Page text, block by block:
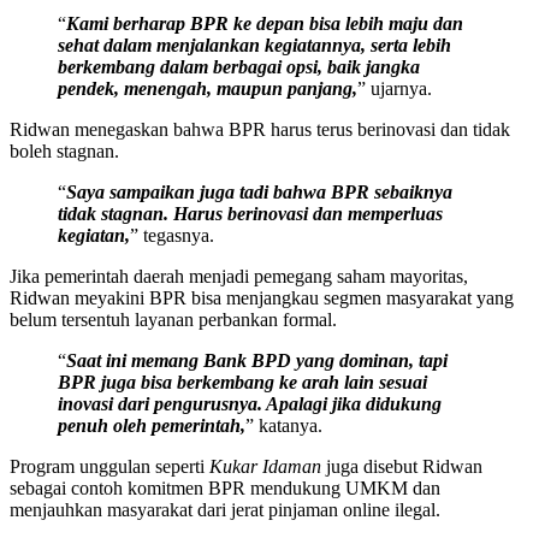
“Kami berharap BPR ke depan bisa lebih maju dan
sehat dalam menjalankan kegiatannya, serta lebih
berkembang dalam berbagai opsi, baik jangka
pendek, menengah, maupun panjang,” ujarnya.
Ridwan menegaskan bahwa BPR harus terus berinovasi dan tidak
boleh stagnan.
“Saya sampaikan juga tadi bahwa BPR sebaiknya
tidak stagnan. Harus berinovasi dan memperluas
kegiatan,” tegasnya.
Jika pemerintah daerah menjadi pemegang saham mayoritas,
Ridwan meyakini BPR bisa menjangkau segmen masyarakat yang
belum tersentuh layanan perbankan formal.
“Saat ini memang Bank BPD yang dominan, tapi
BPR juga bisa berkembang ke arah lain sesuai
inovasi dari pengurusnya. Apalagi jika didukung
penuh oleh pemerintah,” katanya.
Program unggulan seperti Kukar Idaman juga disebut Ridwan
sebagai contoh komitmen BPR mendukung UMKM dan
menjauhkan masyarakat dari jerat pinjaman online ilegal.